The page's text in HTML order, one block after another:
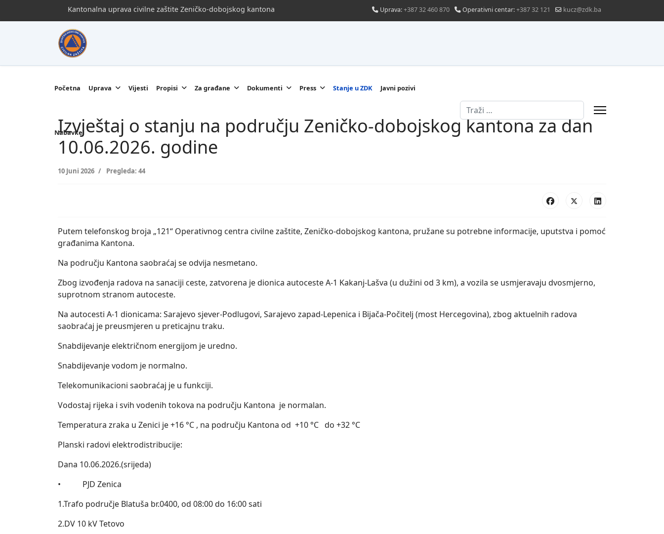
Kantonalna uprava civilne zaštite Zeničko-dobojskog kantona Uprava:+387 32 460 870 Operativni centar:+387 32 121 kucz@zdk.ba
Početna Uprava Vijesti Propisi Za građane Dokumenti Press Stanje u ZDK Javni pozivi
Nabavke
Traži
Izvještaj o stanju na području Zeničko-dobojskog kantona za dan
10.06.2026. godine
10 Juni 2026 Pregleda: 44
Putem telefonskog broja „121“ Operativnog centra civilne zaštite, Zeničko-dobojskog kantona, pružane su potrebne informacije, uputstva i pomoć
građanima Kantona.
Na području Kantona saobraćaj se odvija nesmetano.
Zbog izvođenja radova na sanaciji ceste, zatvorena je dionica autoceste A-1 Kakanj-Lašva (u dužini od 3 km), a vozila se usmjeravaju dvosmjerno,
suprotnom stranom autoceste.
Na autocesti A-1 dionicama: Sarajevo sjever-Podlugovi, Sarajevo zapad-Lepenica i Bijača-Počitelj (most Hercegovina), zbog aktuelnih radova
saobraćaj je preusmjeren u preticajnu traku.
Snabdijevanje električnom energijom je uredno.
Snabdijevanje vodom je normalno.
Telekomunikacioni saobraćaj je u funkciji.
Vodostaj rijeka i svih vodenih tokova na području Kantona je normalan.
Temperatura zraka u Zenici je +16 °C , na području Kantona od +10 °C do +32 °C
Planski radovi elektrodistribucije:
Dana 10.06.2026.(srijeda)
• PJD Zenica
1.Trafo područje Blatuša br.0400, od 08:00 do 16:00 sati
2.DV 10 kV Tetovo